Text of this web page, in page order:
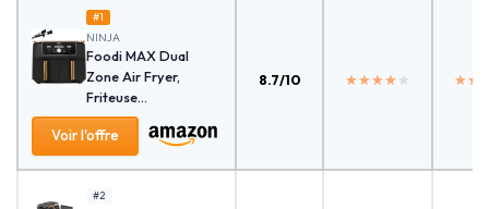
#1
‎NINJA
Foodi MAX Dual
Zone Air Fryer,
Friteuse...
Voir l'offre
8.7/10 ★★★★★
★★★★★
#2